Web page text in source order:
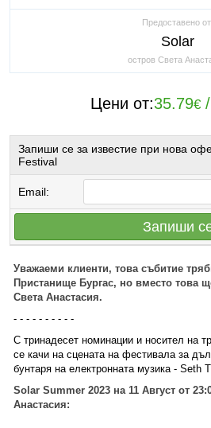
Предоставено
Solar
остров Света
Цени от:35.79€ /
Запиши се за известие при нова
Festival
Email:
Запиши
Уважаеми клиенти, това събитие
Пристанище Бургас, но вместо това
Света Анастасия.
- - - - - - - - - -
С тринадесет номинации и носител на
се качи на сцената на фестивала за
бунтаря на електронната музика - Seth
Solar Summer 2023 на 11 Август от
Анастасия: